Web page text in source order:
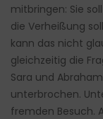
mitbringen: Sie
die Verheißung
kann das nicht
gleichzeitig die
Sara und
unterbrochen.
fremden Besuch.